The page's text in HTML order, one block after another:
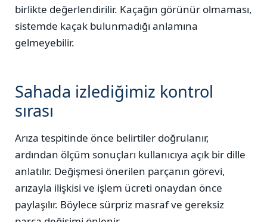
birlikte değerlendirilir. Kaçağın görünür olmaması,
sistemde kaçak bulunmadığı anlamına
gelmeyebilir.
Sahada izlediğimiz kontrol
sırası
Arıza tespitinde önce belirtiler doğrulanır,
ardından ölçüm sonuçları kullanıcıya açık bir dille
anlatılır. Değişmesi önerilen parçanın görevi,
arızayla ilişkisi ve işlem ücreti onaydan önce
paylaşılır. Böylece sürpriz masraf ve gereksiz